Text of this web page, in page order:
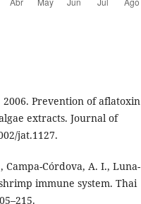
Prevention of aflatoxin
extracts. Journal of
jat.1127.
Campa-Córdova, A. I., Luna-
immune system. Thai